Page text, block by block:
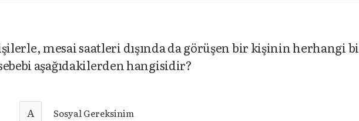
mesai saatleri dışında da görüşen bir kişinin herhangi
aşağıdakilerden hangisidir?
A Sosyal Gereksinim